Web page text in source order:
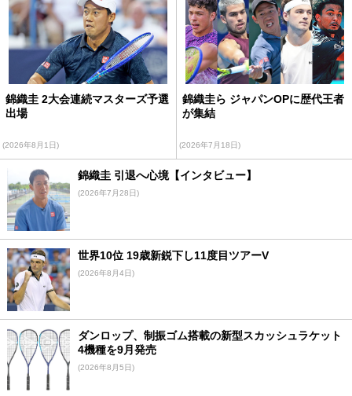
錦織圭 2大会連続マスターズ予選
出場
(2026年8月1日)
錦織圭ら ジャパンOPに歴代王者
が集結
(2026年7月18日)
錦織圭 引退へ心境【インタビュー】
(2026年7月28日)
世界10位 19歳新鋭下し11度目ツアーV
(2026年8月4日)
ダンロップ、制振ゴム搭載の新型スカッシュラケット
4機種を9月発売
(2026年8月5日)